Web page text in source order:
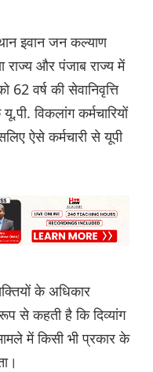
इवान जन कल्याण
राज्य और पंजाब राज्य में
62 वर्ष की सेवानिवृत्ति
विकलांग कर्मचारियों
ऐसे कर्मचारी से यूपी
के अधिकार
से कहती है कि दिव्यांग
में किसी भी प्रकार के